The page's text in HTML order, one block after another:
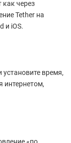
как через
Tether на
и iOS.
установите время,
интернетом,
«по